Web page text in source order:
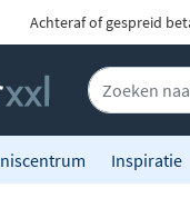
Achteraf of gespreid
Inspiratie